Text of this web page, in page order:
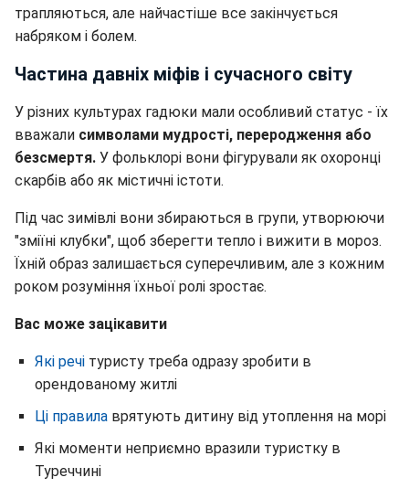
трапляються, але найчастіше все закінчується
набряком і болем.
Частина давніх міфів і сучасного світу
У різних культурах гадюки мали особливий статус - їх
вважали символами мудрості, переродження або
безсмертя. У фольклорі вони фігурували як охоронці
скарбів або як містичні істоти.
Під час зимівлі вони збираються в групи, утворюючи
"зміїні клубки", щоб зберегти тепло і вижити в мороз.
Їхній образ залишається суперечливим, але з кожним
роком розуміння їхньої ролі зростає.
Вас може зацікавити
Які речі туристу треба одразу зробити в
орендованому житлі
Ці правила врятують дитину від утоплення на морі
Які моменти неприємно вразили туристку в
Туреччині